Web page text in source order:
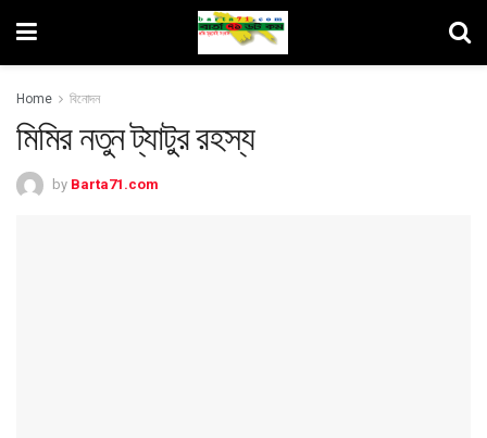
Home বিনোদন
মিমির নতুন ট্যাটুর রহস্য
by Barta71.com